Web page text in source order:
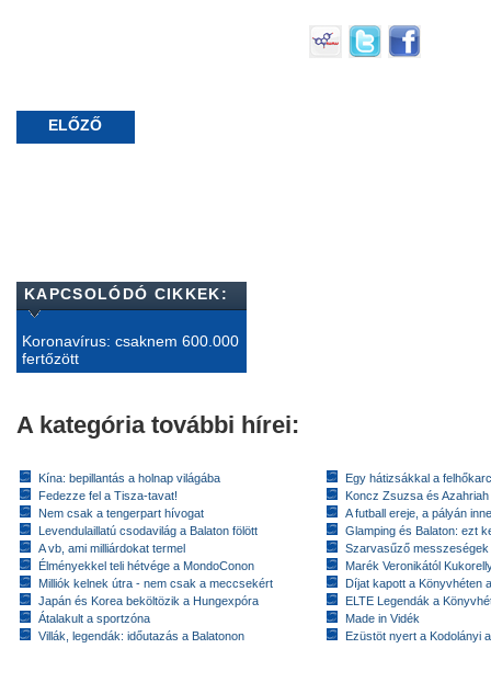
ELŐZŐ
KAPCSOLÓDÓ CIKKEK:
Koronavírus: csaknem 600.000
fertőzött
A kategória további hírei:
Kína: bepillantás a holnap világába
Fedezze fel a Tisza-tavat!
Nem csak a tengerpart hívogat
Levendulaillatú csodavilág a Balaton fölött
A vb, ami milliárdokat termel
Élményekkel teli hétvége a MondoConon
Milliók kelnek útra - nem csak a meccsekért
Japán és Korea beköltözik a Hungexpóra
Átalakult a sportzóna
Villák, legendák: időutazás a Balatonon
Egy hátizsákkal a
Koncz Zsuzsa és
A futball ereje, a pályán
Glamping és Balaton: ezt
Szarvasűző messzeségek
Marék Veronikától
Díjat kapott a Könyvhéten
ELTE Legendák a
Made in Vidék
Ezüstöt nyert a Kodolányi